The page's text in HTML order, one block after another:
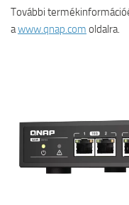
További
awww.qnap.com oldalra.